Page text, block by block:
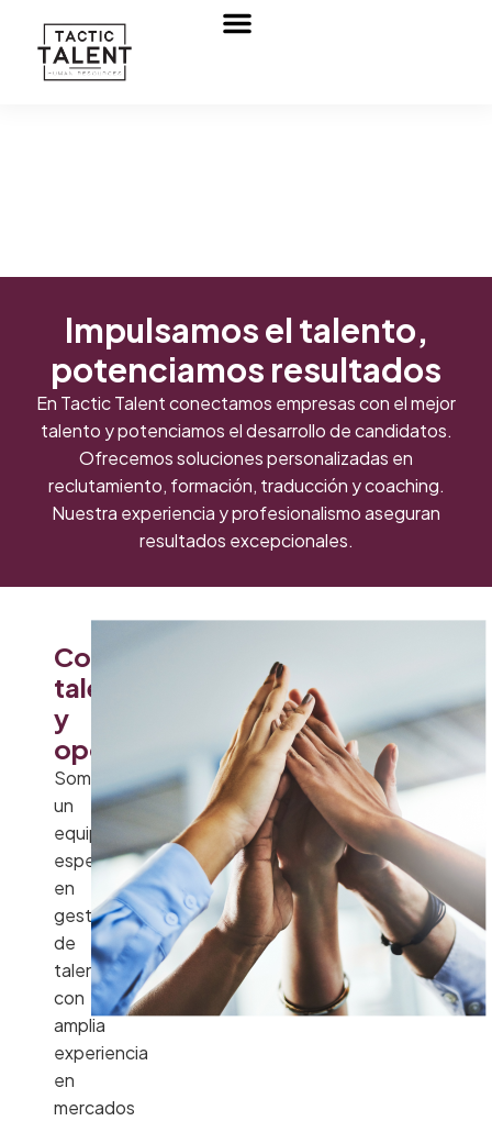
Impulsamos el talento,
potenciamos resultados
En Tactic Talent conectamos empresas con el mejor
talento y potenciamos el desarrollo de candidatos.
Ofrecemos soluciones personalizadas en
reclutamiento, formación, traducción y coaching.
Nuestra experiencia y profesionalismo aseguran
resultados excepcionales.
Conectamos
talento
y
oportunidades
Somos
un
equipo
especializado
en
gestión
de
talento
con
amplia
experiencia
en
mercados